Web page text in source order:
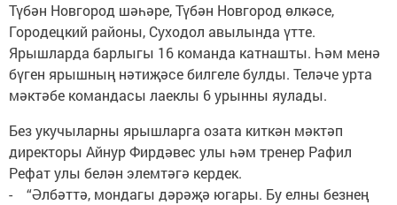
Түбән Новгород шәһәре, Түбән Новгород өлкәсе,
Городецкий районы, Суходол авылында үтте.
Ярышларда барлыгы 16 команда катнашты. Һәм менә
бүген ярышның нәтиҗәсе билгеле булды. Теләче урта
мәктәбе командасы лаеклы 6 урынны яулады.
Без укучыларны ярышларга озата киткән мәктәп
директоры Айнур Фирдәвес улы һәм тренер Рафил
Рефат улы белән элемтәгә кердек.
- “Әлбәттә, мондагы дәрәҗә югары. Бу елны безнең